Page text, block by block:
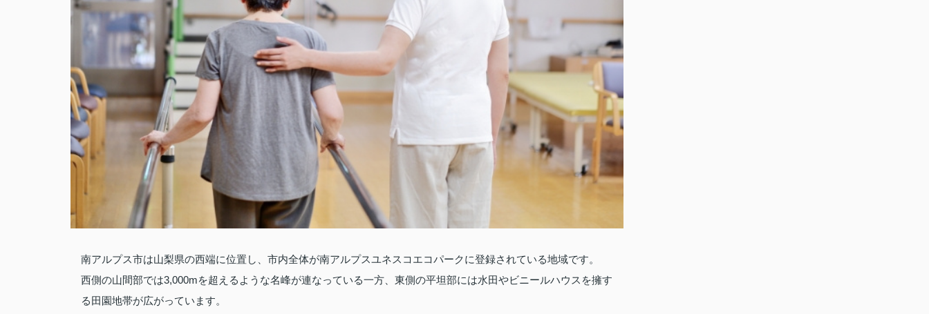
南アルプス市は山梨県の西端に位置し、市内全体が南アルプスユネスコエコパークに登録されている地域です。
西側の山間部では3,000mを超えるような名峰が連なっている一方、東側の平坦部には水田やビニールハウスを擁す
る田園地帯が広がっています。